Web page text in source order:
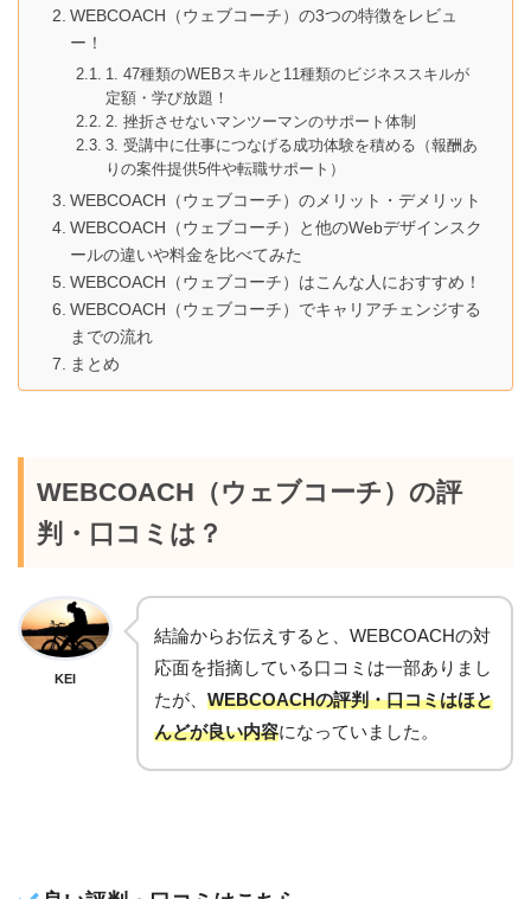
WEBCOACH（ウェブコーチ）の3つの特徴をレビュ
ー！
1. 47種類のWEBスキルと11種類のビジネススキルが
定額・学び放題！
2. 挫折させないマンツーマンのサポート体制
3. 受講中に仕事につなげる成功体験を積める（報酬あ
りの案件提供5件や転職サポート）
WEBCOACH（ウェブコーチ）のメリット・デメリット
WEBCOACH（ウェブコーチ）と他のWebデザインスク
ールの違いや料金を比べてみた
WEBCOACH（ウェブコーチ）はこんな人におすすめ！
WEBCOACH（ウェブコーチ）でキャリアチェンジする
までの流れ
まとめ
WEBCOACH（ウェブコーチ）の評
判・口コミは？
KEI
結論からお伝えすると、WEBCOACHの対
応面を指摘している口コミは一部ありまし
たが、 WEBCOACHの評判・口コミはほと
んどが良い内容になっていました。